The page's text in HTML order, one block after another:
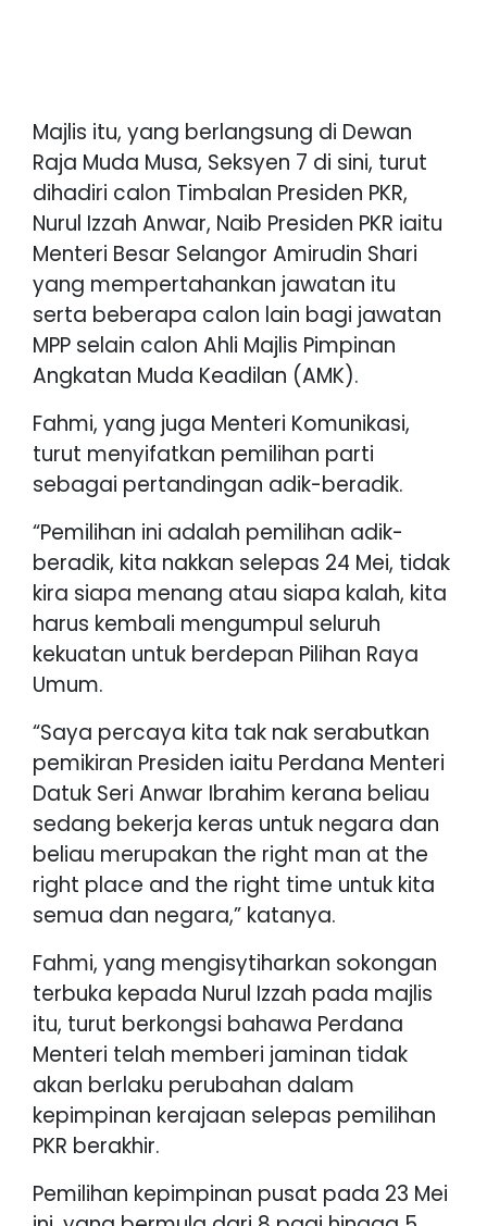
Majlis itu, yang berlangsung di Dewan
Raja Muda Musa, Seksyen 7 di sini, turut
dihadiri calon Timbalan Presiden PKR,
Nurul Izzah Anwar, Naib Presiden PKR iaitu
Menteri Besar Selangor Amirudin Shari
yang mempertahankan jawatan itu
serta beberapa calon lain bagi jawatan
MPP selain calon Ahli Majlis Pimpinan
Angkatan Muda Keadilan (AMK).
Fahmi, yang juga Menteri Komunikasi,
turut menyifatkan pemilihan parti
sebagai pertandingan adik-beradik.
“Pemilihan ini adalah pemilihan adik-
beradik, kita nakkan selepas 24 Mei, tidak
kira siapa menang atau siapa kalah, kita
harus kembali mengumpul seluruh
kekuatan untuk berdepan Pilihan Raya
Umum.
“Saya percaya kita tak nak serabutkan
pemikiran Presiden iaitu Perdana Menteri
Datuk Seri Anwar Ibrahim kerana beliau
sedang bekerja keras untuk negara dan
beliau merupakan the right man at the
right place and the right time untuk kita
semua dan negara,” katanya.
Fahmi, yang mengisytiharkan sokongan
terbuka kepada Nurul Izzah pada majlis
itu, turut berkongsi bahawa Perdana
Menteri telah memberi jaminan tidak
akan berlaku perubahan dalam
kepimpinan kerajaan selepas pemilihan
PKR berakhir.
Pemilihan kepimpinan pusat pada 23 Mei